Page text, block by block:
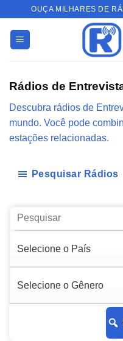
content
OUÇA MILHARES DE
Rádios de
Descubra rádios de
mundo. Você pode
estações relacionadas.
Pesquisar Rádios